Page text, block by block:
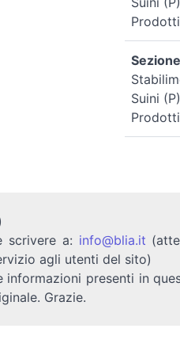
Suini (P)
scrivere a: info@blia.it
agli utenti del sito)
presenti in
Grazie.